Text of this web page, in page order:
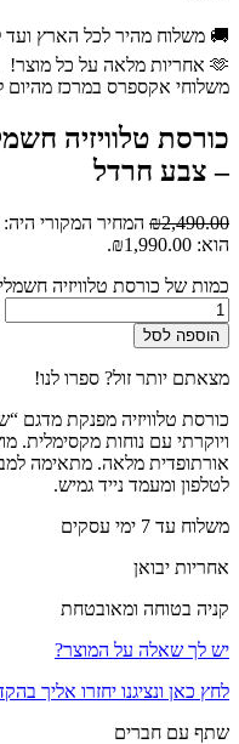
🚚 משלוח מהיר לכל הארץ ועד
🫶 אחריות מלאה על כל מוצר!
משלוחי אקספרס במרכז מהיום
כורסת טלוויזיה
– צבע חרדל
₪2,490.00 המחיר המקורי היה: ₪2,490.00.
הוא: ₪1,990.00.
כמות של כורסת טלוויזיה
הוספה לסל
מצאתם יותר זול? ספרו לנו!
כורסת טלוויזיה מפנקת מדגם
ויוקרתי עם נוחות מקסימלית.
אורתופדית מלאה. מתאימה
לטלפון ומעמד נייד גמיש.
משלוח עד 7 ימי עסקים
אחריות יבואן
קניה בטוחה ומאובטחת
יש לך שאלה על המוצר?
לחץ כאן ונציגנו יחזרו אליך
שתף עם חברים